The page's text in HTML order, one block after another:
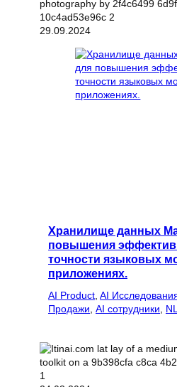
29.09.2024
Хранилище данных
повышения
точности языковых
приложениях.
AI Product AI
Продажи AI сотрудники